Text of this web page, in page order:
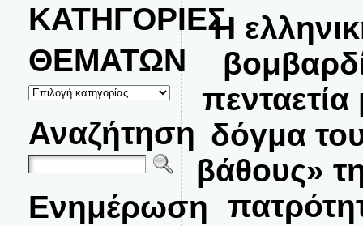
ΚΑΤΗΓΟΡΙΕΣ
ΘΕΜΑΤΩΝ
ΚΑΤΗΓΟΡΙΕΣ
ΘΕΜΑΤΩΝ
Αναζήτηση
Ενημέρωση
Η
δόγμα
βάθους»